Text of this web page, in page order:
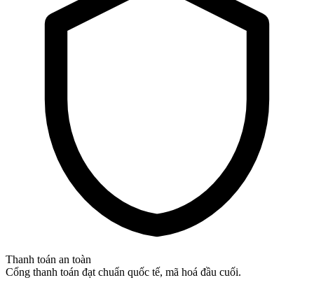
Thanh toán an toàn
Cổng thanh toán đạt chuẩn quốc tế, mã hoá đầu cuối.